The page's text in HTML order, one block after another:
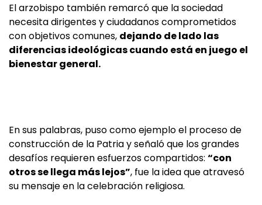
El arzobispo también remarcó que la sociedad
necesita dirigentes y ciudadanos comprometidos
con objetivos comunes, dejando de lado las
diferencias ideológicas cuando está en juego el
bienestar general.
En sus palabras, puso como ejemplo el proceso de
construcción de la Patria y señaló que los grandes
desafíos requieren esfuerzos compartidos: “con
otros se llega más lejos”, fue la idea que atravesó
su mensaje en la celebración religiosa.